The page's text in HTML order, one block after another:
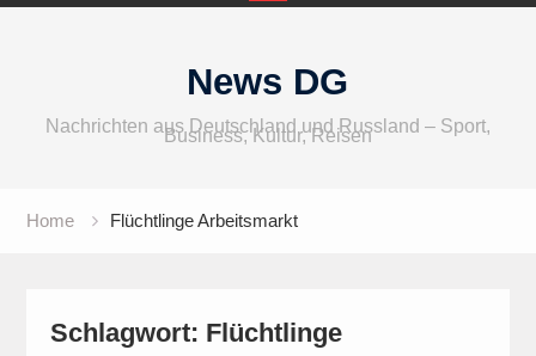
News DG
Nachrichten aus Deutschland und Russland – Sport,
Business, Kultur, Reisen
Home Flüchtlinge Arbeitsmarkt
Schlagwort: Flüchtlinge